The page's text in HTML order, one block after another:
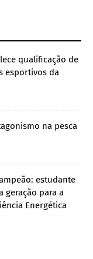
qualificação de
esportivos da
na pesca
estudante
geração para a
Energética